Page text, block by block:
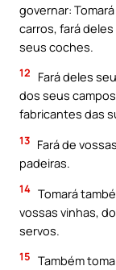
governar:
carros, fará
seus coches.
12
Fará deles
dos seus
fabricantes das
13 Fará de
padeiras.
14 Tomará
vossas vinhas,
servos.
15 Também